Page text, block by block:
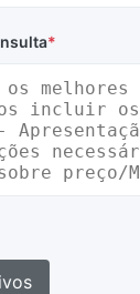
*